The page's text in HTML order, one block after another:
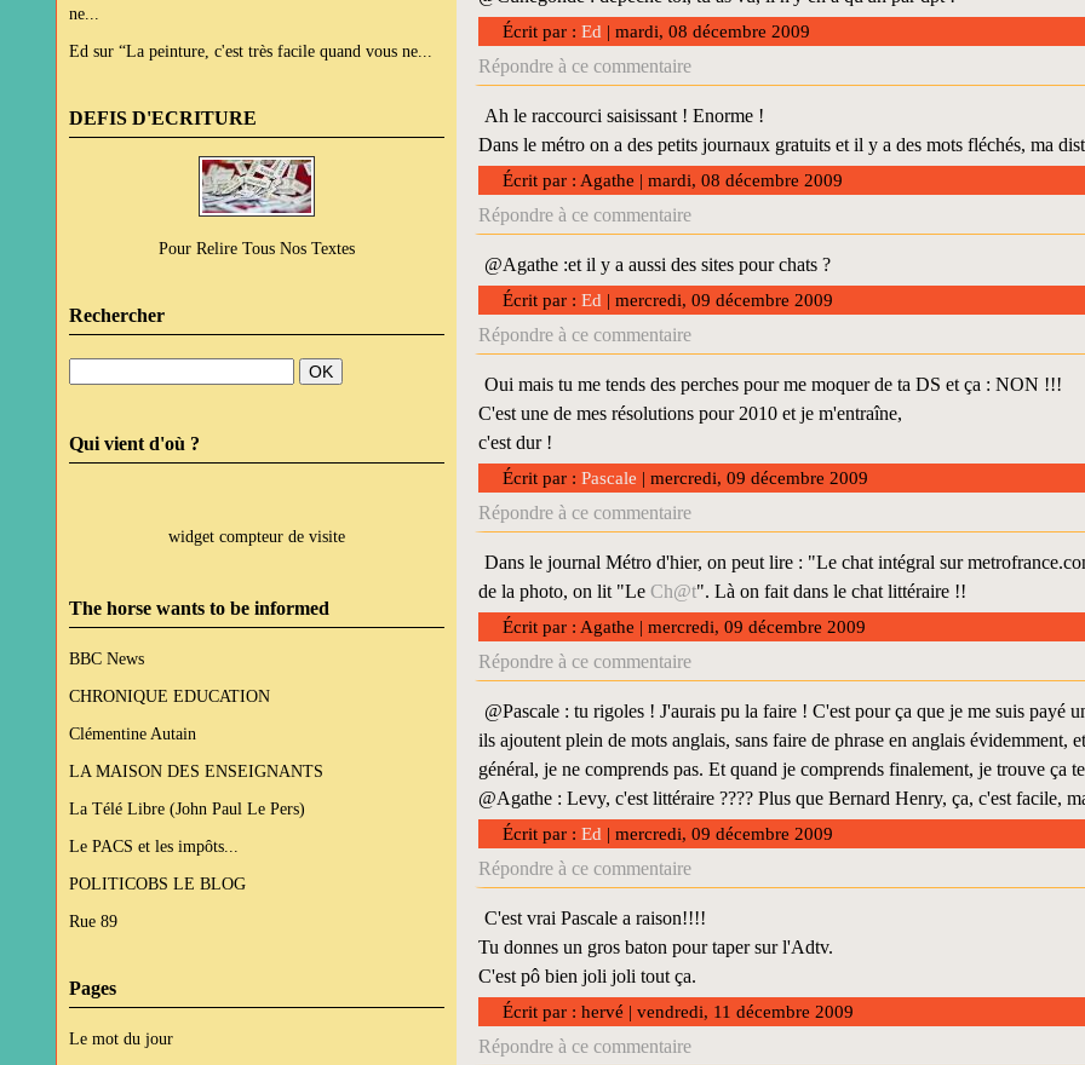
ne...
Ed sur “La peinture, c'est très facile quand vous ne...
DEFIS D'ECRITURE
Pour Relire Tous Nos Textes
Rechercher
Qui vient d'où ?
widget compteur de visite
The horse wants to be informed
BBC News
CHRONIQUE EDUCATION
Clémentine Autain
LA MAISON DES ENSEIGNANTS
La Télé Libre (John Paul Le Pers)
Le PACS et les impôts...
POLITICOBS LE BLOG
Rue 89
Pages
Le mot du jour
Écrit par : Ed | mardi, 08 décembre 2009
Répondre à ce commentaire
Ah le raccourci saisissant ! Enorme !
Dans le métro on a des petits journaux gratuits et il y a des mots fléchés, ma
Écrit par : Agathe | mardi, 08 décembre 2009
Répondre à ce commentaire
@Agathe :et il y a aussi des sites pour chats ?
Écrit par : Ed | mercredi, 09 décembre 2009
Répondre à ce commentaire
Oui mais tu me tends des perches pour me moquer de ta DS et ça : NON !!!
C'est une de mes résolutions pour 2010 et je m'entraîne,
c'est dur !
Écrit par : Pascale | mercredi, 09 décembre 2009
Répondre à ce commentaire
Dans le journal Métro d'hier, on peut lire : "Le chat intégral sur
de la photo, on lit "Le Ch@t". Là on fait dans le chat littéraire !!
Écrit par : Agathe | mercredi, 09 décembre 2009
Répondre à ce commentaire
@Pascale : tu rigoles ! J'aurais pu la faire ! C'est pour ça que je me suis payé
ils ajoutent plein de mots anglais, sans faire de phrase en anglais évidemment,
général, je ne comprends pas. Et quand je comprends finalement, je trouve ça
@Agathe : Levy, c'est littéraire ???? Plus que Bernard Henry, ça, c'est facile,
Écrit par : Ed | mercredi, 09 décembre 2009
Répondre à ce commentaire
C'est vrai Pascale a raison!!!!
Tu donnes un gros baton pour taper sur l'Adtv.
C'est pô bien joli joli tout ça.
Écrit par : hervé | vendredi, 11 décembre 2009
Répondre à ce commentaire